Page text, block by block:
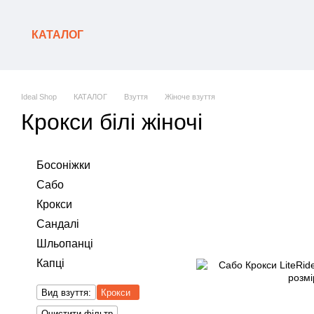
КАТАЛОГ
Ideal Shop КАТАЛОГ Взуття Жіноче взуття
Крокси білі жіночі
Босоніжки
Сабо
Крокси
Сандалі
Шльопанці
Капці
Вид взуття:
Крокси